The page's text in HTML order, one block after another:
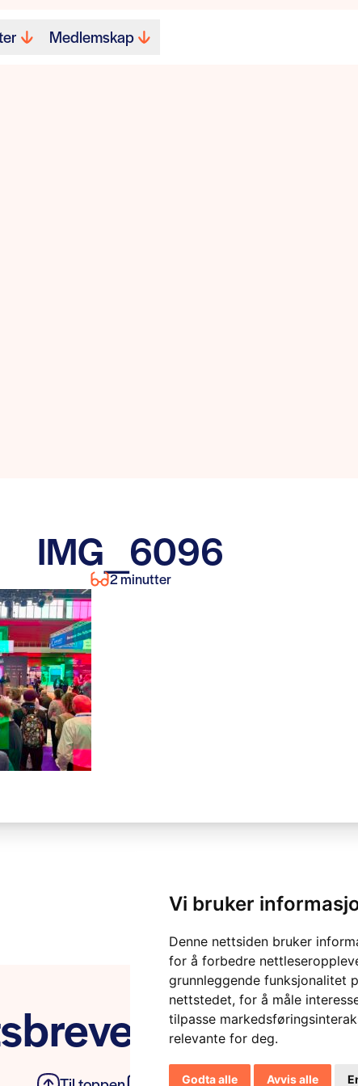
Vi bruker
Denne nettsiden bruker
for å forbedre
grunnleggende funksjonalitet
nettstedet, for å måle
tilpasse
relevante for deg.
Godta alle Avvis alle
Medlemskap
IMG_6096
2 minutter
vårt